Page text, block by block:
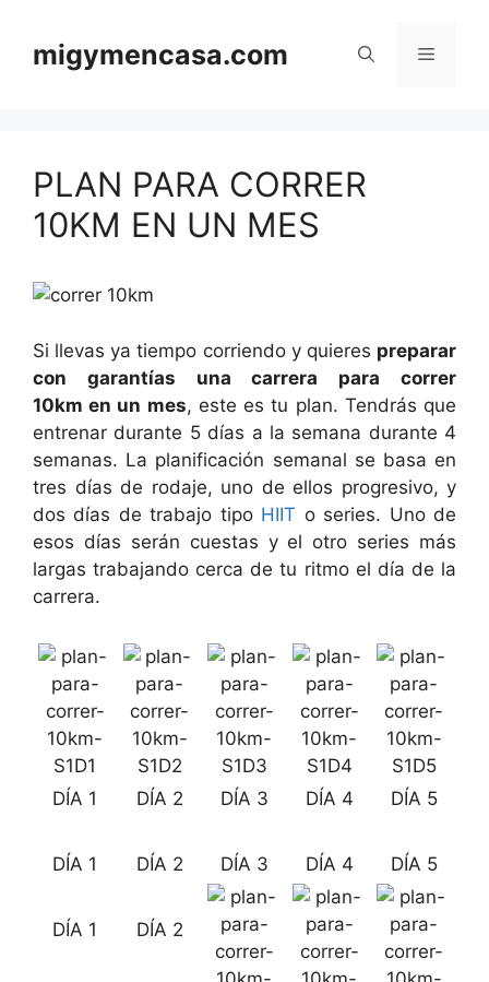
contenido
migymencasa.com Menú
PLAN PARA CORRER
10KM EN UN MES
Si llevas ya tiempo corriendo y quieres preparar
con garantías una carrera para correr
10km en un mes, este es tu plan. Tendrás que
entrenar durante 5 días a la semana durante 4
semanas. La planificación semanal se basa en
tres días de rodaje, uno de ellos progresivo, y
dos días de trabajo tipo HIIT o series. Uno de
esos días serán cuestas y el otro series más
largas trabajando cerca de tu ritmo el día de la
carrera.
DÍA 1 DÍA 2 DÍA 3 DÍA 4 DÍA 5
DÍA 1 DÍA 2 DÍA 3 DÍA 4 DÍA 5
DÍA 1 DÍA 2